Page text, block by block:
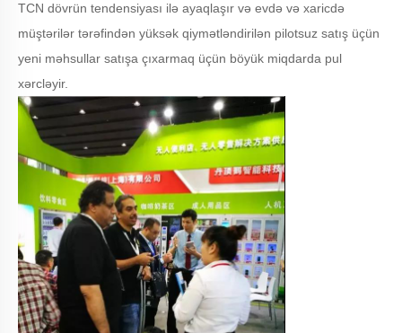
TCN dövrün tendensiyası ilə ayaqlaşır və evdə və xaricdə
müştərilər tərəfindən yüksək qiymətləndirilən pilotsuz satış üçün
yeni məhsullar satışa çıxarmaq üçün böyük miqdarda pul
xərcləyir.